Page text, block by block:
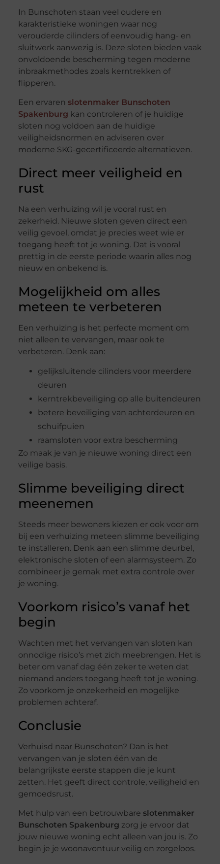
In Bunschoten staan veel oudere en
karakteristieke woningen waar nog
verouderde cilinders of eenvoudig hang- en
sluitwerk aanwezig is. Deze sloten bieden vaak
onvoldoende bescherming tegen moderne
inbraakmethodes zoals kerntrekken of
flipperen.
Een ervaren slotenmaker Bunschoten
Spakenburg kan controleren of je huidige
sloten nog voldoen aan de huidige
veiligheidsnormen en adviseren over
moderne SKG-gecertificeerde alternatieven.
Direct meer veiligheid en
rust
Na een verhuizing wil je vooral rust en
zekerheid. Nieuwe sloten geven direct een
veilig gevoel, omdat je precies weet wie er
toegang heeft tot je woning. Dat is vooral
prettig in de eerste periode waarin alles nog
nieuw en onbekend is.
Mogelijkheid om alles
meteen te verbeteren
Een verhuizing is het perfecte moment om
niet alleen te vervangen, maar ook te
verbeteren. Denk aan:
gelijksluitende cilinders voor meerdere
deuren
kerntrekbeveiliging op alle buitendeuren
betere beveiliging van achterdeuren en
schuifpuien
raamsloten voor extra bescherming
Zo maak je van je nieuwe woning direct een
veilige basis.
Slimme beveiliging direct
meenemen
Steeds meer bewoners kiezen er ook voor om
bij een verhuizing meteen slimme beveiliging
te installeren. Denk aan een slimme deurbel,
elektronische sloten of een alarmsysteem. Zo
combineer je gemak met extra controle over
je woning.
Voorkom risico’s vanaf het
begin
Wachten met het vervangen van sloten kan
onnodige risico’s met zich meebrengen. Het is
beter om vanaf dag één zeker te weten dat
niemand anders toegang heeft tot je woning.
Zo voorkom je onzekerheid en mogelijke
problemen achteraf.
Conclusie
Verhuisd naar Bunschoten? Dan is het
vervangen van je sloten één van de
belangrijkste eerste stappen die je kunt
zetten. Het geeft direct controle, veiligheid en
gemoedsrust.
Met hulp van een betrouwbare slotenmaker
Bunschoten Spakenburg zorg je ervoor dat
jouw nieuwe woning echt alleen van jou is. Zo
begin je je woonavontuur veilig en zorgeloos.